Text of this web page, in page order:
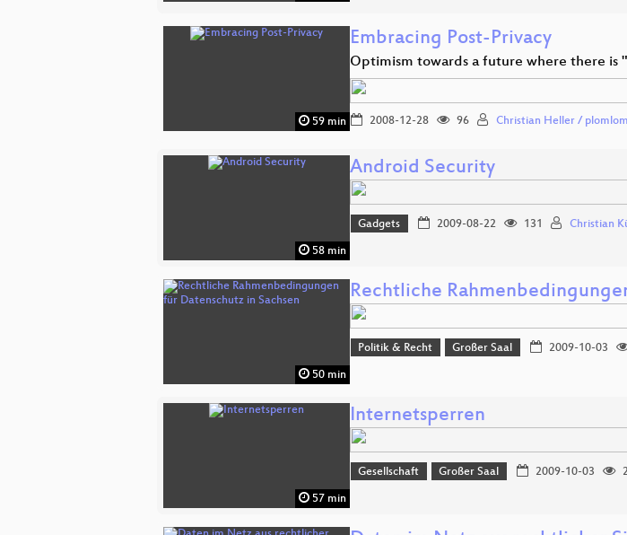
59 min
Embracing Post-Privacy
Optimism towards a future where there is
2008-12-28 96 Christian Heller /
58 min
Android Security
Gadgets 2009-08-22 131 Christian
50 min
Rechtliche
Politik & Recht Großer Saal 2009-10-03
57 min
Internetsperren
Gesellschaft Großer Saal 2009-10-03